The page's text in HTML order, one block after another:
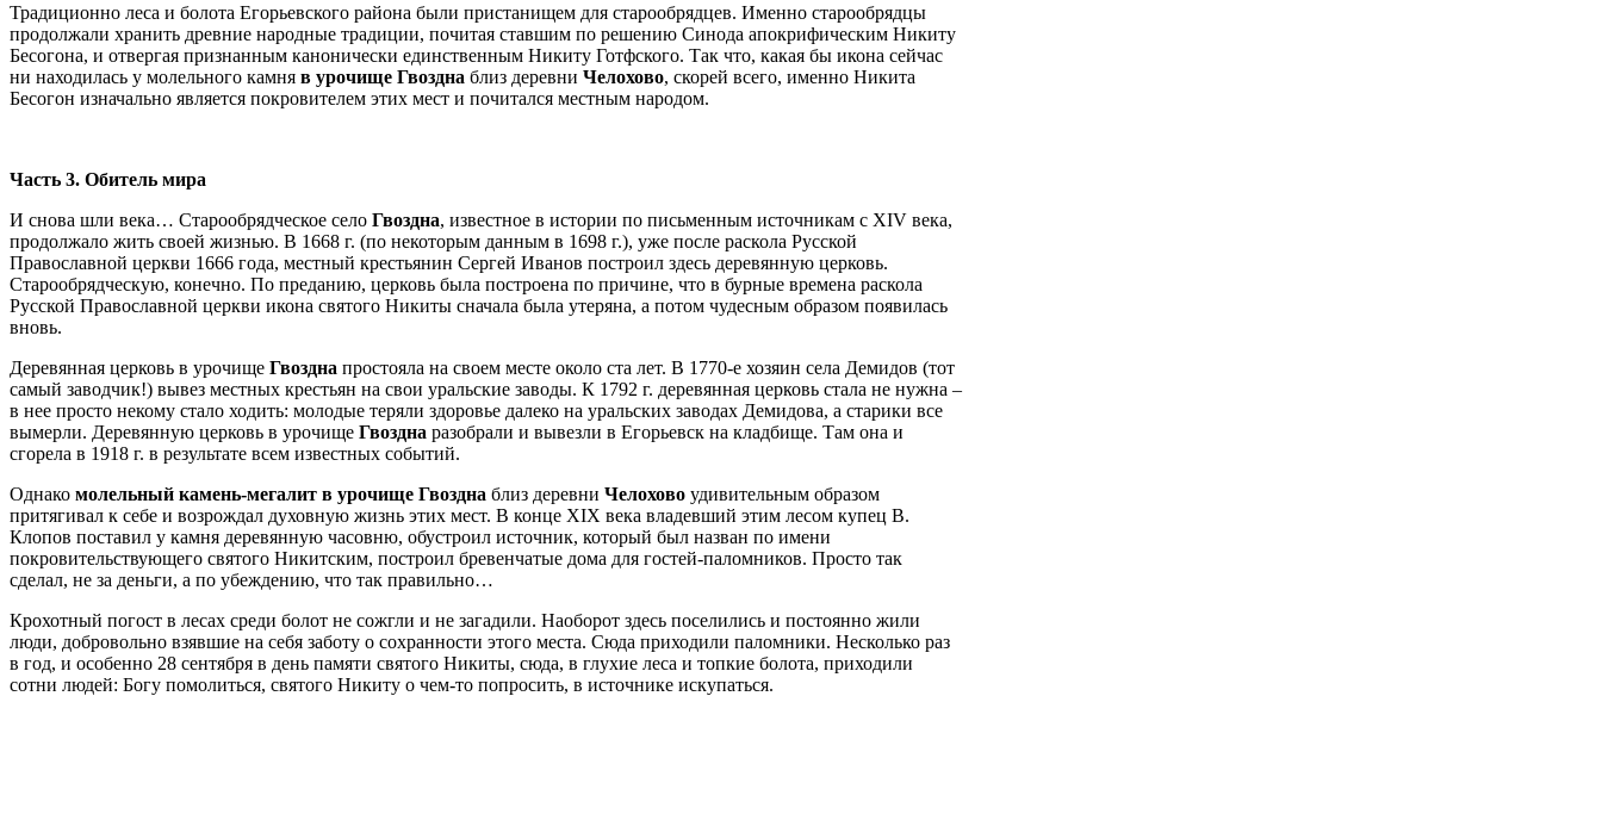
Традиционно леса и болота Егорьевского района были пристанищем для старообрядцев. Именно старообрядцы
продолжали хранить древние народные традиции, почитая ставшим по решению Синода апокрифическим Никиту
Бесогона, и отвергая признанным канонически единственным Никиту Готфского. Так что, какая бы икона сейчас
ни находилась у молельного камня в урочище Гвоздна близ деревни Челохово, скорей всего, именно Никита
Бесогон изначально является покровителем этих мест и почитался местным народом.
Часть 3. Обитель мира
И снова шли века… Старообрядческое село Гвоздна, известное в истории по письменным источникам с XIV века,
продолжало жить своей жизнью. В 1668 г. (по некоторым данным в 1698 г.), уже после раскола Русской
Православной церкви 1666 года, местный крестьянин Сергей Иванов построил здесь деревянную церковь.
Старообрядческую, конечно. По преданию, церковь была построена по причине, что в бурные времена раскола
Русской Православной церкви икона святого Никиты сначала была утеряна, а потом чудесным образом появилась
вновь.
Деревянная церковь в урочище Гвоздна простояла на своем месте около ста лет. В 1770-е хозяин села Демидов (тот
самый заводчик!) вывез местных крестьян на свои уральские заводы. К 1792 г. деревянная церковь стала не нужна –
в нее просто некому стало ходить: молодые теряли здоровье далеко на уральских заводах Демидова, а старики все
вымерли. Деревянную церковь в урочище Гвоздна разобрали и вывезли в Егорьевск на кладбище. Там она и
сгорела в 1918 г. в результате всем известных событий.
Однако молельный камень-мегалит в урочище Гвоздна близ деревни Челохово удивительным образом
притягивал к себе и возрождал духовную жизнь этих мест. В конце XIX века владевший этим лесом купец В.
Клопов поставил у камня деревянную часовню, обустроил источник, который был назван по имени
покровительствующего святого Никитским, построил бревенчатые дома для гостей-паломников. Просто так
сделал, не за деньги, а по убеждению, что так правильно…
Крохотный погост в лесах среди болот не сожгли и не загадили. Наоборот здесь поселились и постоянно жили
люди, добровольно взявшие на себя заботу о сохранности этого места. Сюда приходили паломники. Несколько раз
в год, и особенно 28 сентября в день памяти святого Никиты, сюда, в глухие леса и топкие болота, приходили
сотни людей: Богу помолиться, святого Никиту о чем-то попросить, в источнике искупаться.